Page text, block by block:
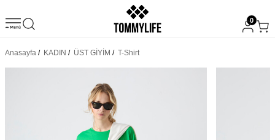
0
Anasayfa / KADIN / ÜST GİYİM / T-Shirt